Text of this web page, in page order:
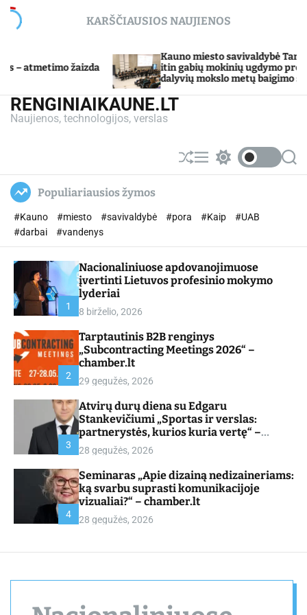
c
n
KARŠČIAUSIOS NAUJIENOS
Kauno miesto savivaldybė Tarpdisciplininio
itin gabių mokinių ugdymo programos
dalyvių mokslo metų baigimo šventė
RENGINIAIKAUNE.LT
Naujienos, technologijos, verslas
S
h
e
M
e w
h
o
r
S
e
Populiariausios žymos
#Kauno #miesto #savivaldybė #pora #Kaip
#UAB
#darbai
#vandenys
1
Nacionaliniuose apdovanojimuose
įvertinti Lietuvos profesinio mokymo
lyderiai
8 birželio, 2026
2
Tarptautinis B2B renginys
„Subcontracting Meetings 2026“ –
chamber.lt
29 gegužės, 2026
3
Atvirų durų diena su Edgaru
Stankevičiumi „Sportas ir verslas:
partnerystės, kurios kuria vertę“ –
chamber.lt
28 gegužės, 2026
4
Seminaras „Apie dizainą nedizaineriams:
ką svarbu suprasti komunikacijoje
vizualiai?“ – chamber.lt
28 gegužės, 2026